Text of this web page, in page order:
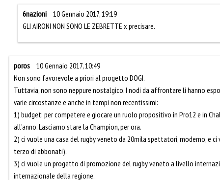
6nazioni
10 Gennaio 2017, 19:19
GLI AIRONI NON SONO LE ZEBRETTE x precisare.
poros
10 Gennaio 2017, 10:49
Non sono favorevole a priori al progetto DOGI.
Tuttavia, non sono neppure nostalgico. I nodi da affrontare li hanno
varie circostanze e anche in tempi non recentissimi:
1) budget: per competere e giocare un ruolo propositivo in Pro12 e in
all’anno. Lasciamo stare la Champion, per ora.
2) ci vuole una casa del rugby veneto da 20mila spettatori, moderno, e
terzo di abbonati).
3) ci vuole un progetto di promozione del rugby veneto a livello
internazionale della regione.